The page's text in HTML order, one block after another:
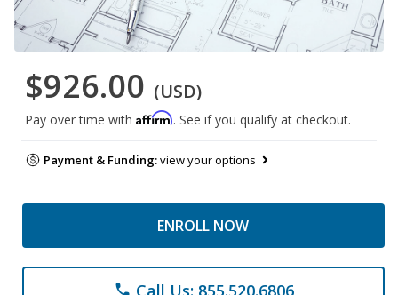
$926.00 (USD)
Pay over time with Affirm. See if you qualify at checkout.
Payment & Funding:view your options
ENROLL NOW
phone